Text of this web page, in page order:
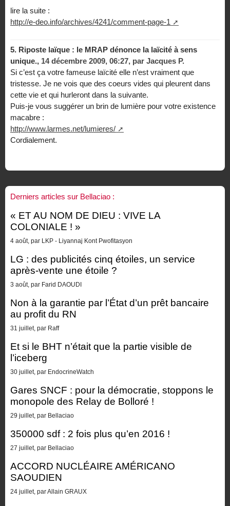
lire la suite :
http://e-deo.info/archives/4241/comment-page-1
5. Riposte laïque : le MRAP dénonce la laïcité à sens
unique., 14 décembre 2009, 06:27, par Jacques P.
Si c’est ça votre fameuse laïcité elle n’est vraiment que
tristesse. Je ne vois que des coeurs vides qui pleurent dans
cette vie et qui hurleront dans la suivante.
Puis-je vous suggérer un brin de lumière pour votre existence
macabre :
http://www.larmes.net/lumieres/
Cordialement.
Derniers articles sur Bellaciao :
« ET AU NOM DE DIEU : VIVE LA
COLONIALE ! »
4 août, par LKP - Liyannaj Kont Pwofitasyon
LG : des publicités cinq étoiles, un service
après-vente une étoile ?
3 août, par Farid DAOUDI
Non à la garantie par l’État d’un prêt bancaire
au profit du RN
31 juillet, par Raff
Et si le BHT n’était que la partie visible de
l’iceberg
30 juillet, par EndocrineWatch
Gares SNCF : pour la démocratie, stoppons le
monopole des Relay de Bolloré !
29 juillet, par Bellaciao
350000 sdf : 2 fois plus qu’en 2016 !
27 juillet, par Bellaciao
ACCORD NUCLÉAIRE AMÉRICANO
SAOUDIEN
24 juillet, par Allain GRAUX